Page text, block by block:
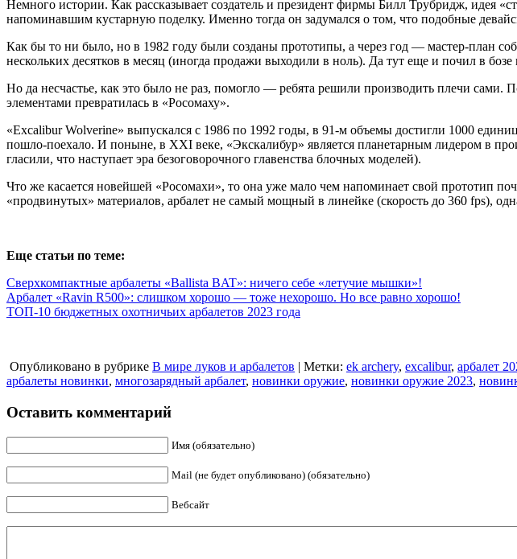
Немного истории. Как рассказывает создатель и президент фирмы Билл Трубридж, идея
напоминавшим кустарную поделку. Именно тогда он задумался о том, что подобные
Как бы то ни было, но в 1982 году были созданы прототипы, а через год — мастер-план
нескольких десятков в месяц (иногда продажи выходили в ноль). Да тут еще и почил в
Но да несчастье, как это было не раз, помогло — ребята решили производить плечи
элементами превратилась в «Росомаху».
«Excalibur Wolverine» выпускался с 1986 по 1992 годы, в 91-м объемы достигли 1000
пошло-поехало. И поныне, в XXI веке, «Экскалибур» является планетарным лидером в
гласили, что наступает эра безоговорочного главенства блочных моделей).
Что же касается новейшей «Росомахи», то она уже мало чем напоминает свой прототип
«продвинутых» материалов, арбалет не самый мощный в линейке (скорость до 360 fps),
Еще статьи по теме:
Сверхкомпактные арбалеты «Ballista BAT»: ничего себе «летучие мышки»!
Арбалет «Ravin R500»: слишком хорошо — тоже нехорошо. Но все равно хорошо!
ТОП-10 бюджетных охотничьих арбалетов 2023 года
Опубликовано в рубрике В мире луков и арбалетов | Метки: ek archery, excalibur, арбалет
арбалеты новинки, многозарядный арбалет, новинки оружие, новинки оружие 2023,
Оставить комментарий
Имя (обязательно)
Mail (не будет опубликовано) (обязательно)
Вебсайт